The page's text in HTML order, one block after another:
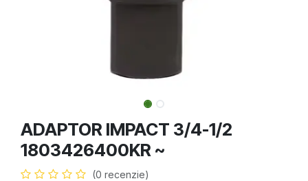
ADAPTOR IMPACT 3/4-1/2
1803426400KR ~
(0 recenzie)